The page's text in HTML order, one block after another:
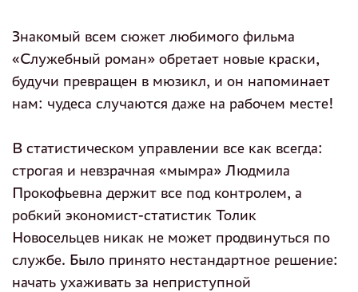
Знакомый всем сюжет любимого фильма
«Служебный роман» обретает новые краски,
будучи превращен в мюзикл, и он напоминает
нам: чудеса случаются даже на рабочем месте!
В статистическом управлении все как всегда:
строгая и невзрачная «мымра» Людмила
Прокофьевна держит все под контролем, а
робкий экономист-статистик Толик
Новосельцев никак не может продвинуться по
службе. Было принято нестандартное решение:
начать ухаживать за неприступной